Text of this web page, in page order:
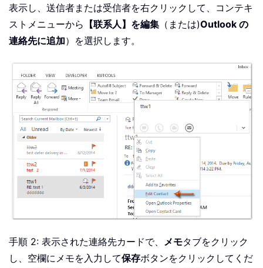
表示し、送信者または受信者を右クリックして、コンテキ
ストメニューから 【联系人】を編集 （または)Outlook の
連絡先に追加）を選択します。
手順 2: 表示された連絡先カードで、 メモタブをクリック
し、空欄にメモを入力して保存ボタンをクリックしてくだ